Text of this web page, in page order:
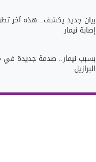
بيان جديد يكشف.. هذه آخر
إصابة نيمار
بسبب نيمار.. صدمة جديدة في
البرازيل